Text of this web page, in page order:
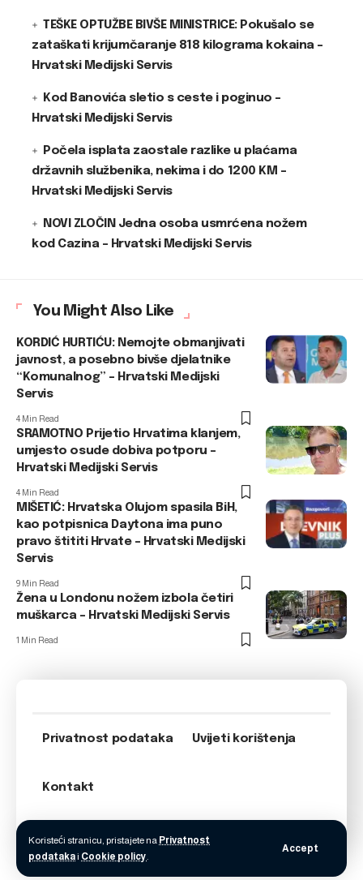
Koristeći stranicu, pristajete na Privatnost
podatakai Cookie policy.
Accept
TEŠKE OPTUŽBE BIVŠE MINISTRICE: Pokušalo se
zataškati krijumčaranje 818 kilograma kokaina –
Hrvatski Medijski Servis
Kod Banovića sletio s ceste i poginuo –
Hrvatski Medijski Servis
Počela isplata zaostale razlike u plaćama
državnih službenika, nekima i do 1200 KM –
Hrvatski Medijski Servis
NOVI ZLOČIN Jedna osoba usmrćena nožem
kod Cazina – Hrvatski Medijski Servis
You Might Also Like
KORDIĆ HURTIĆU: Nemojte obmanjivati
javnost, a posebno bivše djelatnike
“Komunalnog” – Hrvatski Medijski
Servis
4 Min Read
SRAMOTNO Prijetio Hrvatima klanjem,
umjesto osude dobiva potporu –
Hrvatski Medijski Servis
4 Min Read
MIŠETIĆ: Hrvatska Olujom spasila BiH,
kao potpisnica Daytona ima puno
pravo štititi Hrvate – Hrvatski Medijski
Servis
9 Min Read
Žena u Londonu nožem izbola četiri
muškarca – Hrvatski Medijski Servis
1 Min Read
Privatnost podataka Uvijeti korištenja
Kontakt